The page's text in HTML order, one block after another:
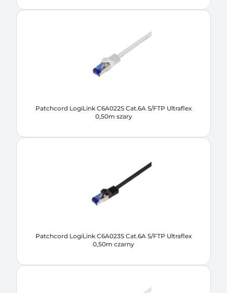
Patchcord LogiLink C6A022S Cat.6A S/FTP Ultraflex
0,50m szary
Patchcord LogiLink C6A023S Cat.6A S/FTP Ultraflex
0,50m czarny